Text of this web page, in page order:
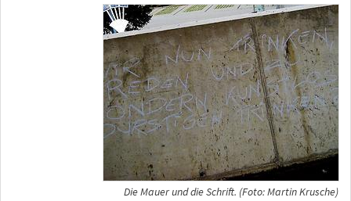
Die Mauer und die Schrift. (Foto: Martin Krusche)